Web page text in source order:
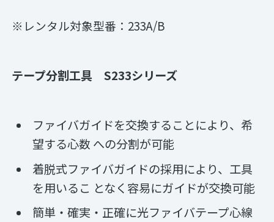
※レンタル対象型番：233A/B
テープ分割工具 S233シリーズ
ファイバガイドを交換することにより、希
望する心数 への分割が可能
着脱式ファイバガイドの採用により、工具
を用いるこ となく容易にガイドが交換可能
簡単・確実・正確に光ファイバテープ心線